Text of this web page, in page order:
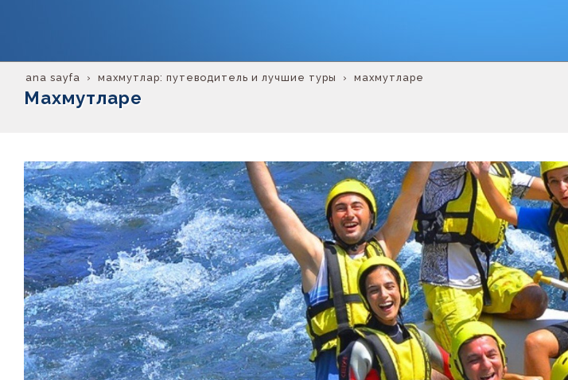
ana sayfa махмутлар: путеводитель и лучшие туры махмутларе
Махмутларе